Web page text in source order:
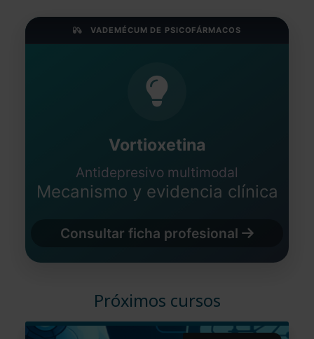
VADEMÉCUM DE PSICOFÁRMACOS
Vortioxetina
Antidepresivo multimodal
Mecanismo y evidencia clínica
Consultar ficha profesional
Próximos cursos